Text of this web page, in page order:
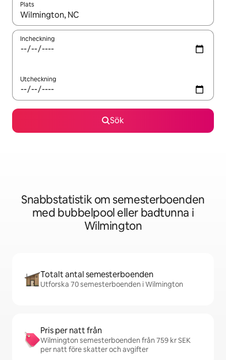
Plats
När resultaten är tillgängliga kan du navigera med upp- och
Incheckning
Utcheckning
Sök
Snabbstatistik om semesterboenden
med bubbelpool eller badtunna i
Wilmington
Totalt antal semesterboenden
Utforska 70 semesterboenden i Wilmington
Pris per natt från
Wilmington semesterboenden från 759 kr SEK
per natt före skatter och avgifter